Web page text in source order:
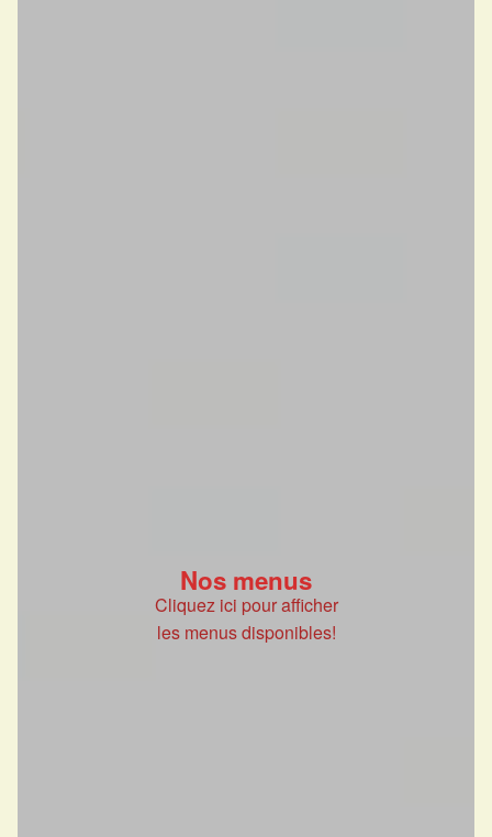
Nos menus
Cliquez ici pour afficher
les menus disponibles!